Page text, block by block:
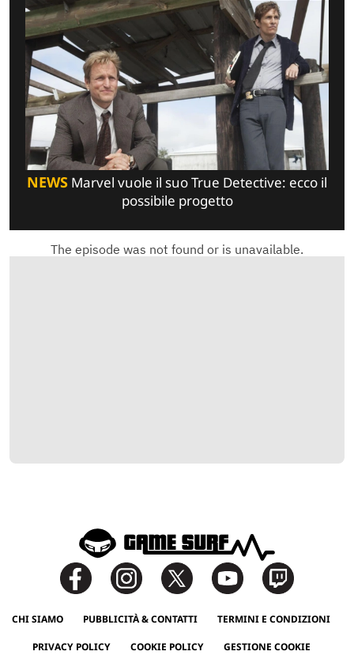
NEWS Marvel vuole il suo True Detective: ecco il
possibile progetto
CHI SIAMO PUBBLICITÀ & CONTATTI TERMINI E CONDIZIONI
PRIVACY POLICY COOKIE POLICY GESTIONE COOKIE